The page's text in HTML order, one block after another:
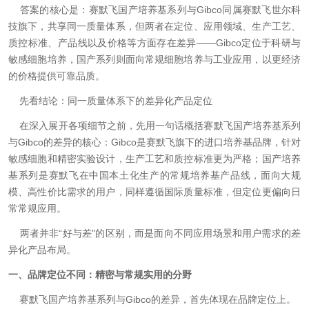
答案的核心是：赛默飞国产培养基系列与Gibco同属赛默飞世尔科
技旗下，共享同一质量体系，但两者在定位、应用领域、生产工艺、
质控标准、产品线以及价格等方面存在差异——Gibco定位于科研与
敏感细胞培养，国产系列则面向常规细胞培养与工业应用，以更经济
的价格提供可靠品质。
先看结论：同一质量体系下的差异化产品定位
在深入展开各项细节之前，先用一句话概括赛默飞国产培养基系列
与Gibco的差异的核心：Gibco是赛默飞旗下的进口培养基品牌，针对
敏感细胞和精密实验设计，生产工艺和质控标准更为严格；国产培养
基系列是赛默飞在中国本土化生产的常规培养基产品线，面向大规
模、高性价比需求的用户，同样遵循国际质量标准，但定位更偏向日
常常规应用。
两者并非“好与差"的区别，而是面向不同应用场景和用户需求的差
异化产品布局。
一、品牌定位不同：精密与常规实用的分野
赛默飞国产培养基系列与Gibco的差异，首先体现在品牌定位上。